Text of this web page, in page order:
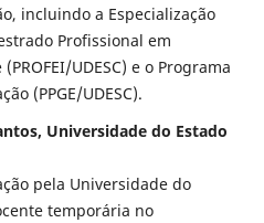
incluindo a Especialização
Profissional em
UDESC) e o Programa
(PPGE/UDESC).
Universidade do Estado
pela Universidade do
temporária no